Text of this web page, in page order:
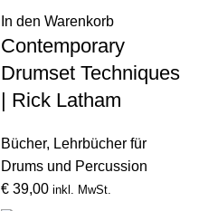
In den Warenkorb
Contemporary
Drumset Techniques
| Rick Latham
Bücher, Lehrbücher für
Drums und Percussion
€ 39,00 inkl. MwSt.